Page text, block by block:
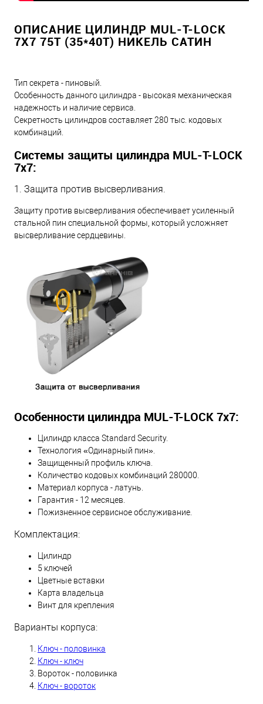
ОПИСАНИЕ ЦИЛИНДР MUL-T-LOCK
7X7 75T (35*40T) НИКЕЛЬ САТИН
Тип секрета - пиновый.
Особенность данного цилиндра - высокая механическая
надежность и наличие сервиса.
Секретность цилиндров составляет 280 тыс. кодовых
комбинаций.
Системы защиты цилиндра MUL-T-LOCK
7х7:
1. Защита против высверливания.
Защиту против высверливания обеспечивает усиленный
стальной пин специальной формы, который усложняет
высверливание сердцевины.
Особенности цилиндра MUL-T-LOCK 7х7:
Цилиндр класса Standard Security.
Технология «Одинарный пин».
Защищенный профиль ключа.
Количество кодовых комбинаций 280000.
Материал корпуса - латунь.
Гарантия - 12 месяцев.
Пожизненное сервисное обслуживание.
Комплектация:
Цилиндр
5 ключей
Цветные вставки
Карта владельца
Винт для крепления
Варианты корпуса:
Ключ - половинка
Ключ - ключ
Вороток - половинка
Ключ - вороток